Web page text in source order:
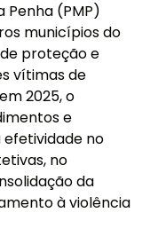
Penha (PMP)
municípios do
proteção e
vítimas de
2025, o
e
efetividade no
no
da
à violência